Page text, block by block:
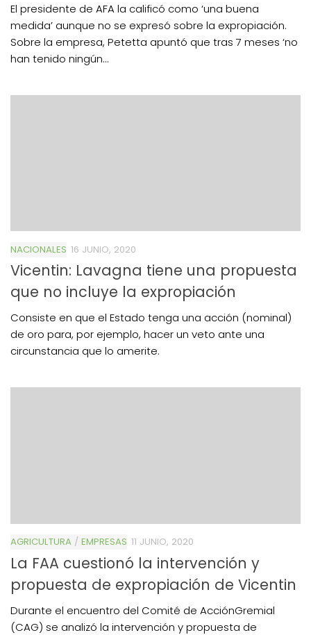
El presidente de AFA la calificó como ‘una buena
medida’ aunque no se expresó sobre la expropiación.
Sobre la empresa, Petetta apuntó que tras 7 meses ‘no
han tenido ningún...
NACIONALES 16 JUNIO, 2020
Vicentin: Lavagna tiene una propuesta
que no incluye la expropiación
Consiste en que el Estado tenga una acción (nominal)
de oro para, por ejemplo, hacer un veto ante una
circunstancia que lo amerite.
AGRICULTURA / EMPRESAS 11 JUNIO, 2020
La FAA cuestionó la intervención y
propuesta de expropiación de Vicentin
Durante el encuentro del Comité de AcciónGremial
(CAG) se analizó la intervención y propuesta de